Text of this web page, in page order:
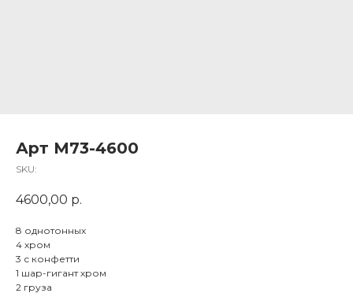
Арт М73-4600
SKU:
4600,00 р.
8 однотонных
4 хром
3 с конфетти
1 шар-гигант хром
2 груза